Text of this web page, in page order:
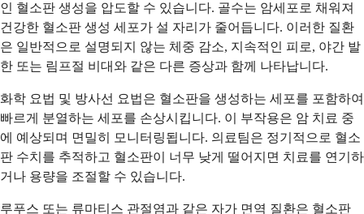
인 혈소판 생성을 압도할 수 있습니다. 골수는 암세포로 채워져
건강한 혈소판 생성 세포가 설 자리가 줄어듭니다. 이러한 질환
은 일반적으로 설명되지 않는 체중 감소, 지속적인 피로, 야간 발
한 또는 림프절 비대와 같은 다른 증상과 함께 나타납니다.
화학 요법 및 방사선 요법은 혈소판을 생성하는 세포를 포함하여
빠르게 분열하는 세포를 손상시킵니다. 이 부작용은 암 치료 중
에 예상되며 면밀히 모니터링됩니다. 의료팀은 정기적으로 혈소
판 수치를 추적하고 혈소판이 너무 낮게 떨어지면 치료를 연기하
거나 용량을 조절할 수 있습니다.
루푸스 또는 류마티스 관절염과 같은 자가 면역 질환은 혈소판